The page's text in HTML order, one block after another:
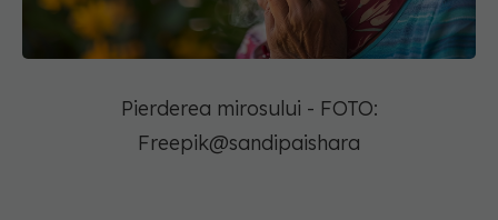
Pierderea mirosului - FOTO:
Freepik@sandipaishara